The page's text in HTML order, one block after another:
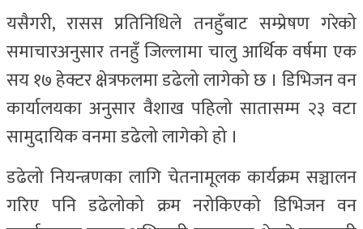
यसैगरी, रासस प्रतिनिधिले तनहुँबाट सम्प्रेषण गरेको
समाचारअनुसार तनहुँ जिल्लामा चालु आर्थिक वर्षमा एक
सय १७ हेक्टर क्षेत्रफलमा डढेलो लागेको छ । डिभिजन वन
कार्यालयका अनुसार वैशाख पहिलो सातासम्म २३ वटा
सामुदायिक वनमा डढेलो लागेको हो ।
डढेलो नियन्त्रणका लागि चेतनामूलक कार्यक्रम सञ्चालन
गरिए पनि डढेलोको क्रम नरोकिएको डिभिजन वन